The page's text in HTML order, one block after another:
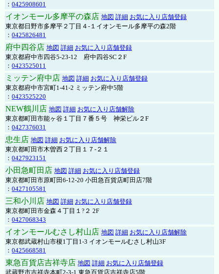
： 0425908601
イオンモール多摩平の森店 地図 詳細 お気に入り店舗登録
東京都日野市多摩平２丁目４-１イオンモール多摩平の森2階
： 0425826481
府中四谷店 地図 詳細 お気に入り店舗登録
東京都府中市四谷5-23-12 府中四谷SC２F
： 0423525011
ミッテン府中店 地図 詳細 お気に入り店舗登録
東京都府中市宮町1-41-2 ミッテン府中5階
： 0423525220
NEW鶴川店 地図 詳細 お気に入り店舗解除
東京都町田市能ヶ谷１丁目７番５号 神栄ビル２F
： 0427376031
忠生店 地図 詳細 お気に入り店舗解除
東京都町田市木曽西２丁目１７-２１
： 0427923151
小田急町田店 地図 詳細 お気に入り店舗登録
東京都町田市原町田6-12-20 小田急百貨店町田店7階
： 0427105581
三和小川店 地図 詳細 お気に入り店舗登録
東京都町田市金森４丁目１?２ 2F
： 0427068343
イオンモールむさし村山店 地図 詳細 お気に入り店舗解除
東京都武蔵村山市榎1丁目1-3 イオンモールむさし村山3F
： 0425668581
東急百貨店吉祥寺店 地図 詳細 お気に入り店舗登録
武蔵野市吉祥寺本町2-3-1 東急百貨店吉祥寺店5階